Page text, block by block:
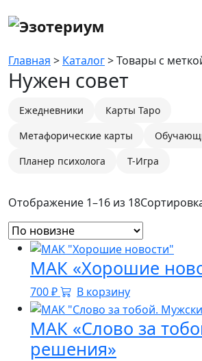
Главная > Каталог> Товары с
Нужен совет
Ежедневники
Карты Таро
Метафорические карты
Планер психолога
Т-Игра
Отображение 1–16 из 18
МАК «Хорошие
700₽ В корзину
МАК «Слово за
решения»